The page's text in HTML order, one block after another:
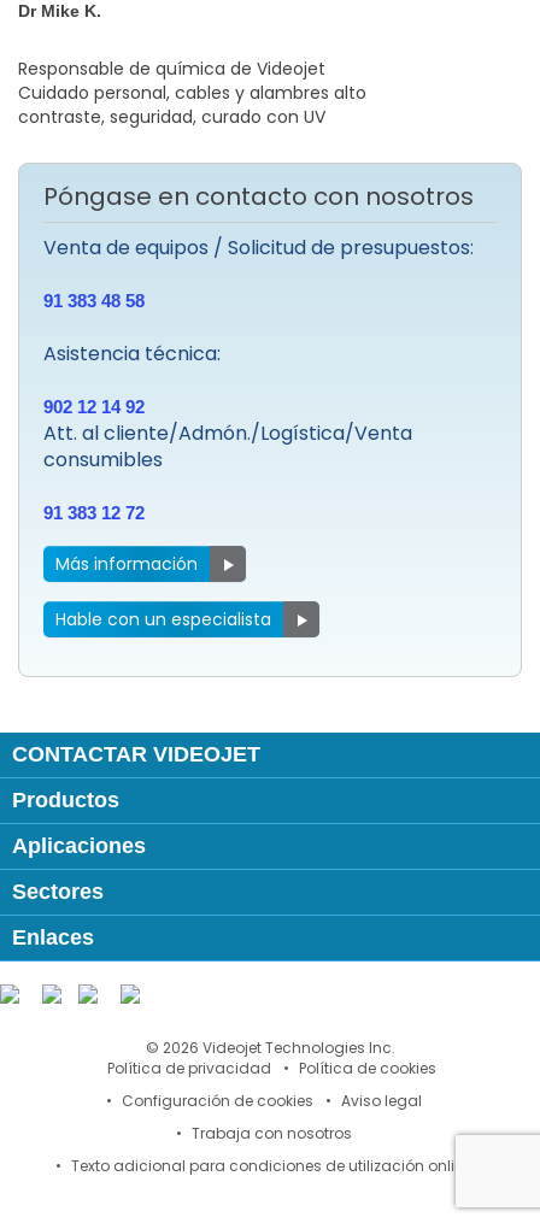
Dr Mike K.
Responsable de química de Videojet
Cuidado personal, cables y alambres alto
contraste, seguridad, curado con UV
Póngase en contacto con nosotros
Venta de equipos / Solicitud de presupuestos:
91 383 48 58
Asistencia técnica:
902 12 14 92
Att. al cliente/Admón./Logística/Venta
consumibles
91 383 12 72
Más información
Hable con un especialista
CONTACTAR VIDEOJET
Productos
Aplicaciones
Sectores
Enlaces
© 2026 Videojet Technologies Inc.
Política de privacidad
Política de cookies
Configuración de cookies
Aviso legal
Trabaja con nosotros
Texto adicional para condiciones de utilización online